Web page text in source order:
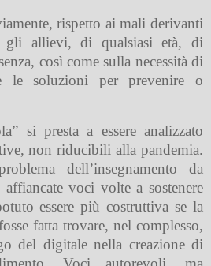
rispetto ai mali derivanti
gli allievi, di qualsiasi età, di
così come sulla necessità di
le soluzioni per prevenire o
si presta a essere analizzato
non riducibili alla pandemia.
dell’insegnamento da
voci volte a sostenere
essere più costruttiva se la
fatta trovare, nel complesso,
del digitale nella creazione di